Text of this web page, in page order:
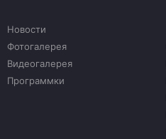
Новости
Фотогалерея
Видеогалерея
Программки